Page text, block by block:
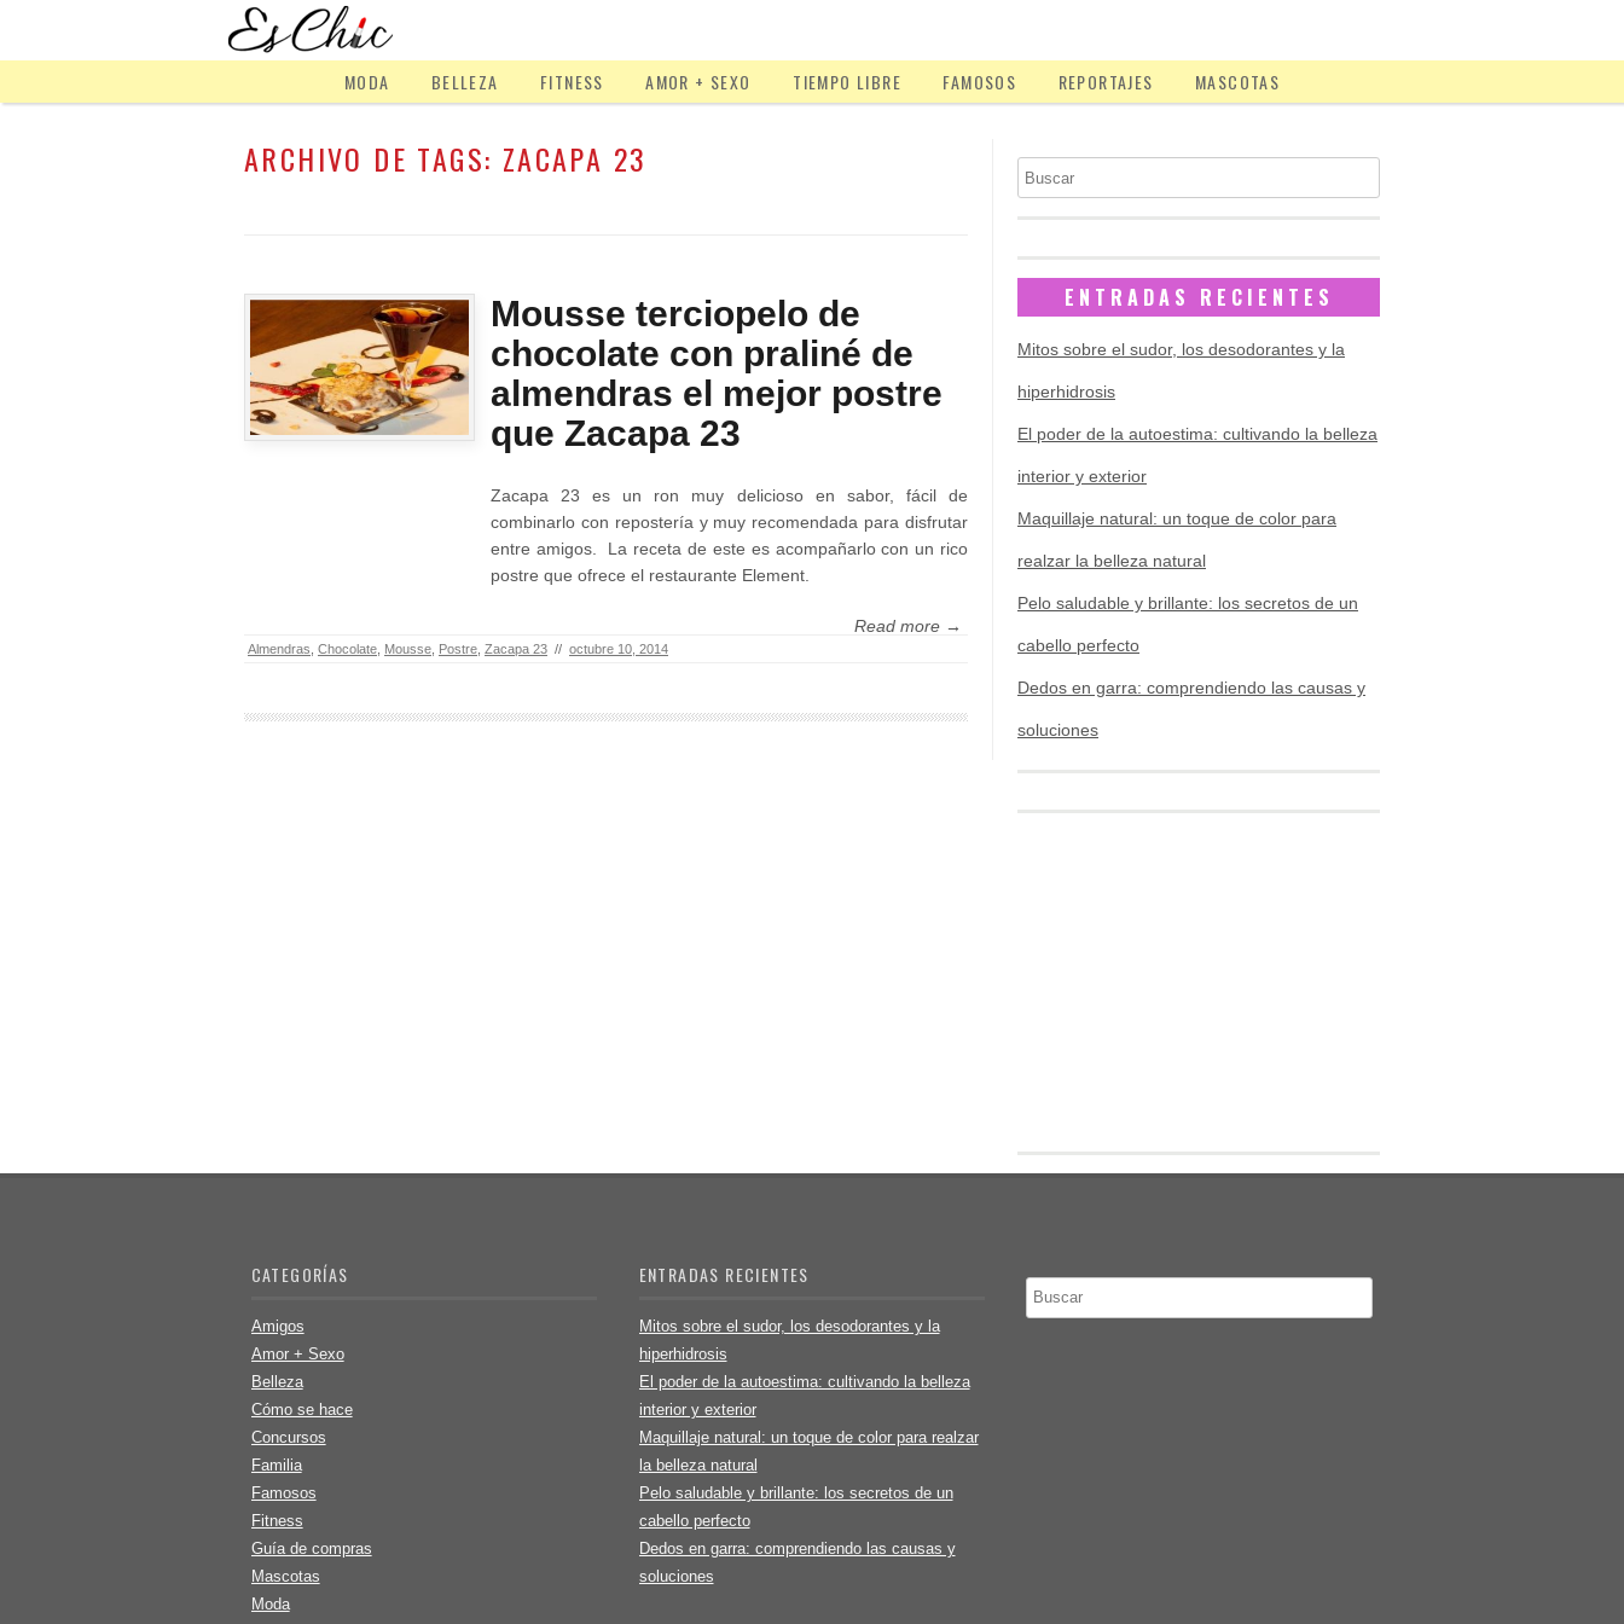
MODA BELLEZA FITNESS AMOR + SEXO TIEMPO LIBRE FAMOSOS REPORTAJES MASCOTAS
ARCHIVO DE TAGS: ZACAPA 23
Mousse terciopelo de
chocolate con praliné de
almendras el mejor postre
que Zacapa 23
Zacapa 23 es un ron muy delicioso en sabor, fácil de
combinarlo con repostería y muy recomendada para disfrutar
entre amigos. La receta de este es acompañarlo con un rico
postre que ofrece el restaurante Element.
Read more →
Almendras Chocolate Mousse Postre Zacapa 23 // octubre 10, 2014
Buscar
ENTRADAS RECIENTES
Mitos sobre el sudor, los desodorantes y la
hiperhidrosis
El poder de la autoestima: cultivando la belleza
interior y exterior
Maquillaje natural: un toque de color para
realzar la belleza natural
Pelo saludable y brillante: los secretos de un
cabello perfecto
Dedos en garra: comprendiendo las causas y
soluciones
CATEGORÍAS
Amigos
Amor + Sexo
Belleza
Cómo se hace
Concursos
Familia
Famosos
Fitness
Guía de compras
Mascotas
Moda
ENTRADAS RECIENTES
Mitos sobre el sudor, los desodorantes y la
hiperhidrosis
El poder de la autoestima: cultivando la belleza
interior y exterior
Maquillaje natural: un toque de color para realzar
la belleza natural
Pelo saludable y brillante: los secretos de un
cabello perfecto
Dedos en garra: comprendiendo las causas y
soluciones
Buscar